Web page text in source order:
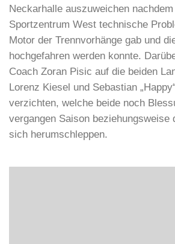
Neckarhalle auszuweichen
Sportzentrum West technische
Motor der Trennvorhänge gab und
hochgefahren werden konnte.
Coach Zoran Pisic auf die beiden
Lorenz Kiesel und Sebastian
verzichten, welche beide noch
vergangen Saison beziehungsweise
sich herumschleppen.